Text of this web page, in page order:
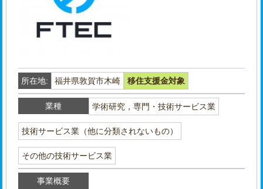
所在地: 福井県敦賀市木崎 移住支援金対象
業種 学術研究，専門・技術サービス業
技術サービス業（他に分類されないもの）
その他の技術サービス業
事業概要